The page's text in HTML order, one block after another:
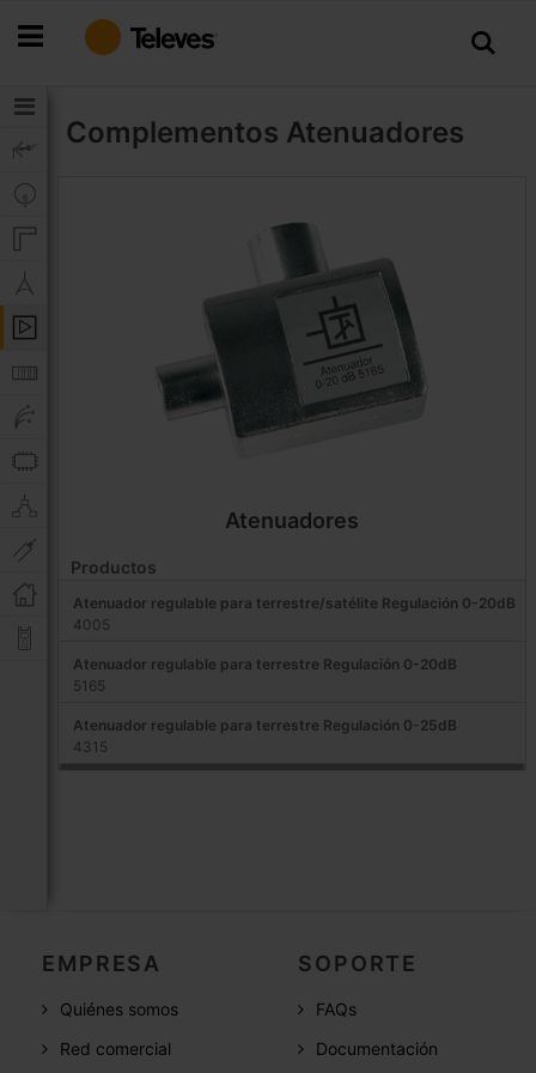
al
Complementos Atenuadores
Atenuadores
Productos
Atenuador regulable para terrestre/satélite Regulación 0-20dB
4005
Atenuador regulable para terrestre Regulación 0-20dB
5165
Atenuador regulable para terrestre Regulación 0-25dB
4315
EMPRESA
Quiénes somos
Red comercial
SOPORTE
FAQs
Documentación